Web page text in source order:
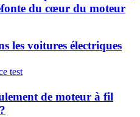
du cœur du moteur
les voitures électriques
de moteur à fil